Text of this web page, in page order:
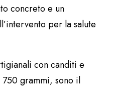
concreto e un
per la salute
con canditi e
750 grammi, sono il